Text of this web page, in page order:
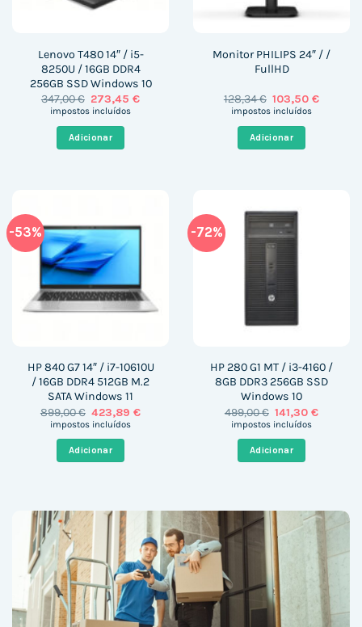
Lenovo T480 14″ / i5-
8250U / 16GB DDR4
256GB SSD Windows 10
347,00€ O
preço
347,00 €.
273,45€O
impostos incluídos
Adicionar
Monitor PHILIPS 24″ / /
FullHD
128,34€ O
preço
128,34 €.
103,50€O
impostos incluídos
Adicionar
-53%
HP 840 G7 14″ / i7-10610U
/ 16GB DDR4 512GB M.2
SATA Windows 11
899,00€ O
preço
era:
899,00 €.
423,89€O
impostos incluídos
Adicionar
-72%
HP 280 G1 MT / i3-4160 /
8GB DDR3 256GB SSD
Windows 10
499,00€ O
preço
era:
499,00 €.
141,30€O
impostos incluídos
Adicionar